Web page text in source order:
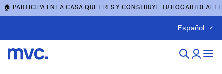
🏠 PARTICIPA ENLA CASA QUE ERES Y CONSTRUYE TU HOGAR IDEAL
Español